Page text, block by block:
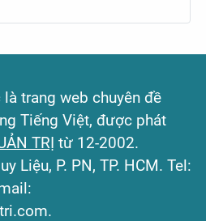
trang web chuyên đề
Tiếng Việt, được phát
TRỊ từ 12-2002.
Liệu, P. PN, TP. HCM. Tel: